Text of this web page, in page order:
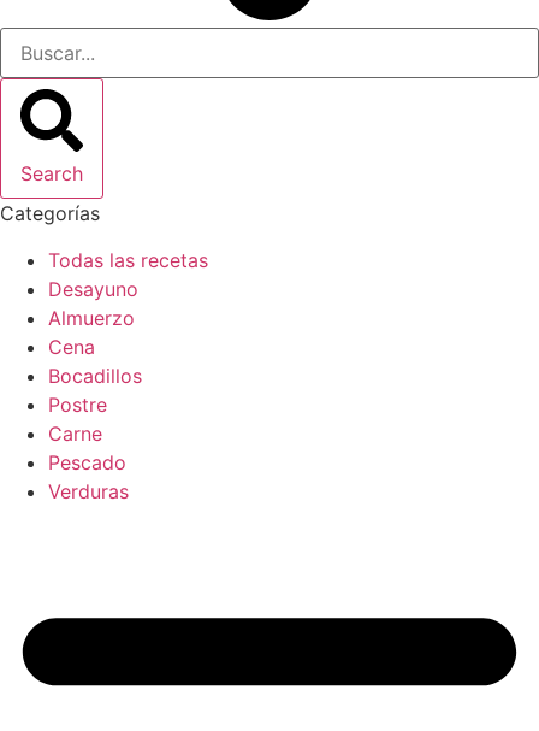
Search
Categorías
Todas las recetas
Desayuno
Almuerzo
Cena
Bocadillos
Postre
Carne
Pescado
Verduras